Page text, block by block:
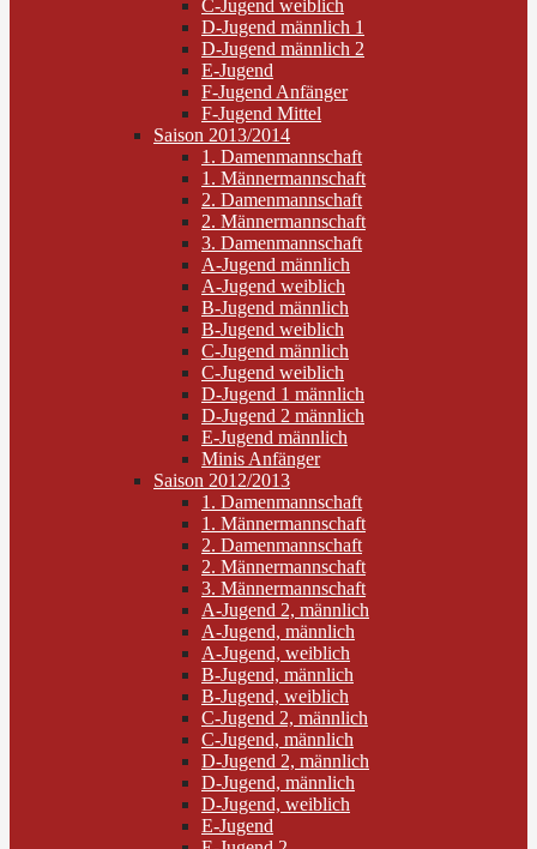
C-Jugend weiblich
D-Jugend männlich 1
D-Jugend männlich 2
E-Jugend
F-Jugend Anfänger
F-Jugend Mittel
Saison 2013/2014
1. Damenmannschaft
1. Männermannschaft
2. Damenmannschaft
2. Männermannschaft
3. Damenmannschaft
A-Jugend männlich
A-Jugend weiblich
B-Jugend männlich
B-Jugend weiblich
C-Jugend männlich
C-Jugend weiblich
D-Jugend 1 männlich
D-Jugend 2 männlich
E-Jugend männlich
Minis Anfänger
Saison 2012/2013
1. Damenmannschaft
1. Männermannschaft
2. Damenmannschaft
2. Männermannschaft
3. Männermannschaft
A-Jugend 2, männlich
A-Jugend, männlich
A-Jugend, weiblich
B-Jugend, männlich
B-Jugend, weiblich
C-Jugend 2, männlich
C-Jugend, männlich
D-Jugend 2, männlich
D-Jugend, männlich
D-Jugend, weiblich
E-Jugend